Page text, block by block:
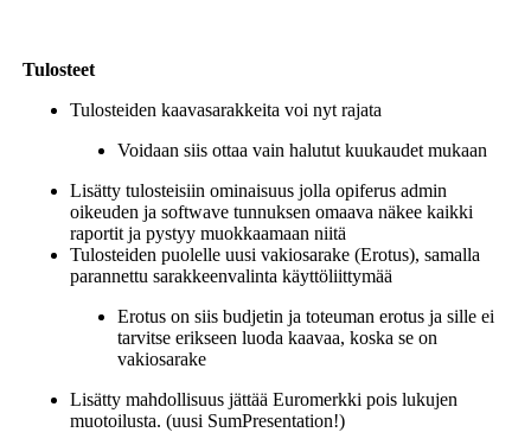
Tulosteet
Tulosteiden kaavasarakkeita voi nyt rajata
Voidaan siis ottaa vain halutut kuukaudet mukaan
Lisätty tulosteisiin ominaisuus jolla opiferus admin
oikeuden ja softwave tunnuksen omaava näkee kaikki
raportit ja pystyy muokkaamaan niitä
Tulosteiden puolelle uusi vakiosarake (Erotus), samalla
parannettu sarakkeenvalinta käyttöliittymää
Erotus on siis budjetin ja toteuman erotus ja sille ei
tarvitse erikseen luoda kaavaa, koska se on
vakiosarake
Lisätty mahdollisuus jättää Euromerkki pois lukujen
muotoilusta. (uusi SumPresentation!)